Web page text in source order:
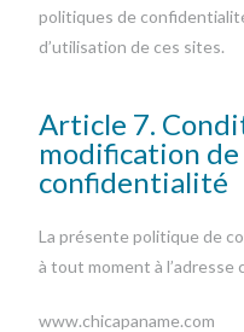
politiques de
d’utilisation de ces sites.
Article 7.
modification
confidentialité
La présente politique de
à tout moment à l’adresse
www.chicapaname.com